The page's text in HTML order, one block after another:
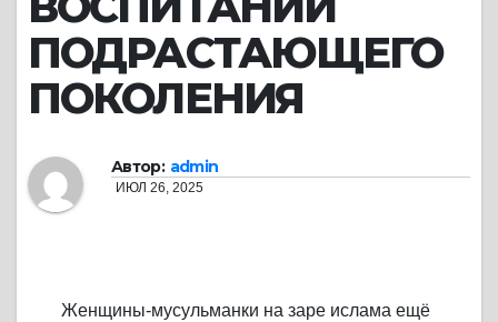
ПОДРАСТАЮЩЕГО
ПОКОЛЕНИЯ
Автор: admin
ИЮЛ 26, 2025
Женщины-мусульманки на заре ислама ещё